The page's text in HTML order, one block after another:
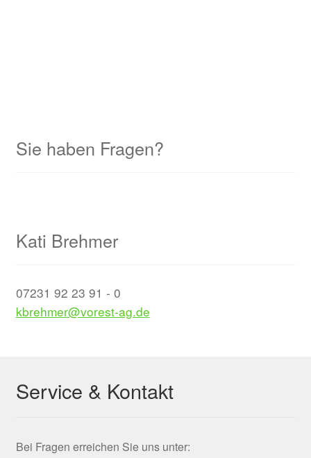
Sie haben Fragen?
Kati Brehmer
07231 92 23 91 - 0
kbrehmer@vorest-ag.de
Service & Kontakt
Bei Fragen erreichen Sie uns unter: